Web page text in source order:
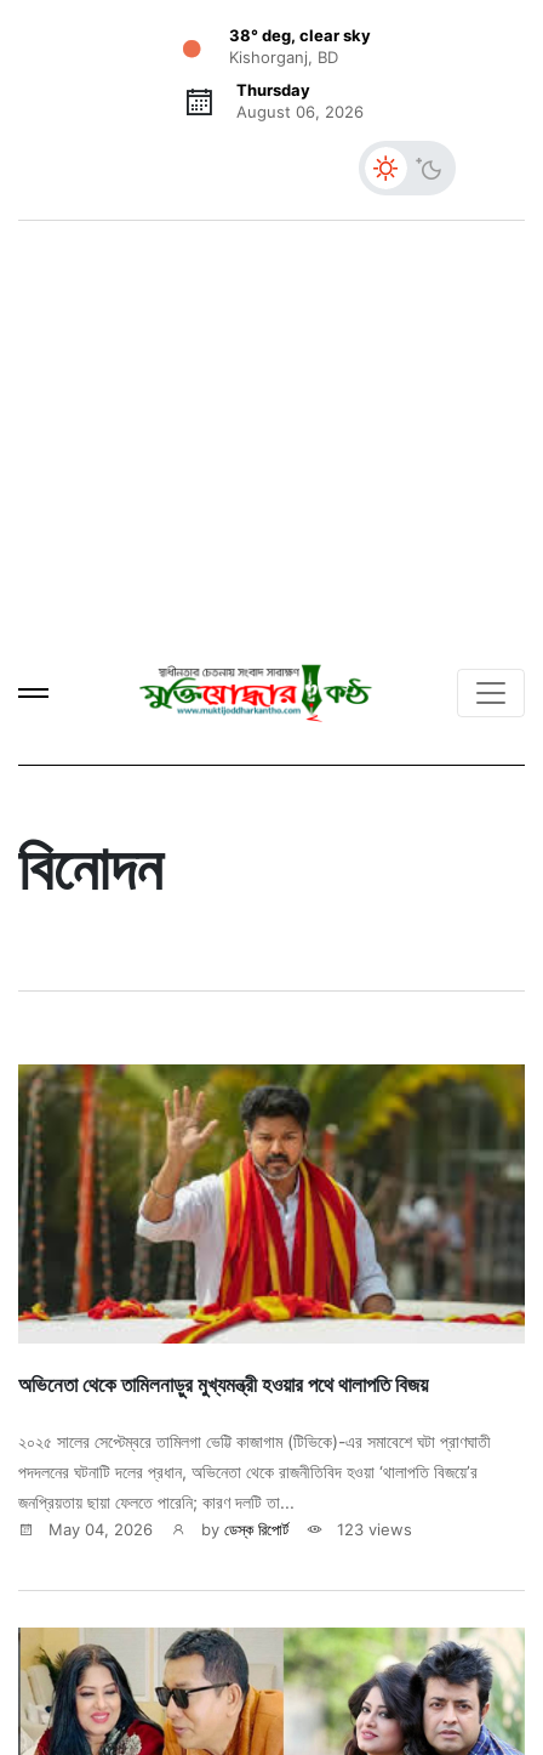
38° deg, clear sky
Kishorganj, BD
Thursday
August 06, 2026
বিনোদন
অভিনেতা থেকে তামিলনাড়ুর মুখ্যমন্ত্রী হওয়ার পথে থালাপতি বিজয়
২০২৫ সালের সেপ্টেম্বরে তামিলগা ভেট্টি কাজাগাম (টিভিকে)-এর সমাবেশে ঘটা প্রাণঘাতী
পদদলনের ঘটনাটি দলের প্রধান, অভিনেতা থেকে রাজনীতিবিদ হওয়া ‘থালাপতি বিজয়ে’র
জনপ্রিয়তায় ছায়া ফেলতে পারেনি; কারণ দলটি তা...
May 04, 2026 by ডেস্ক রিপোর্ট 123 views